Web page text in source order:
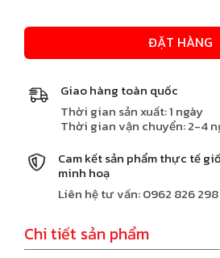
ĐẶT HÀNG
Giao hàng toàn quốc
Thời gian sản xuất: 1 ngày
Thời gian vận chuyển: 2-4
Cam kết sản phẩm thực tế
minh hoạ
Liên hệ tư vấn: 0962 826
Chi tiết sản phẩm